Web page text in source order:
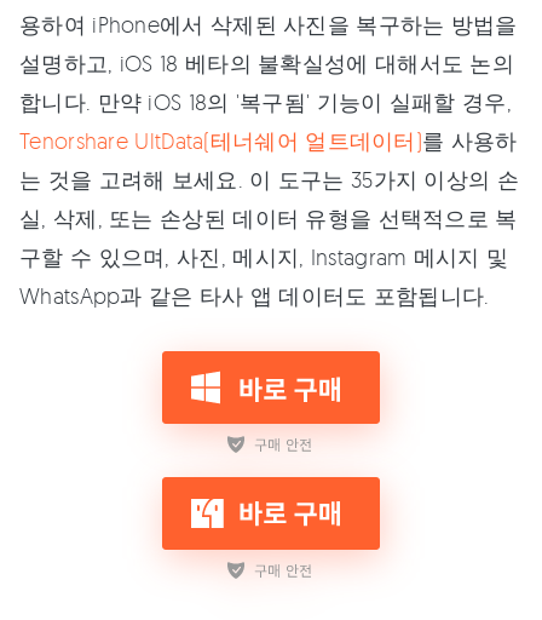
용하여 iPhone에서 삭제된 사진을 복구하는 방법을
설명하고, iOS 18 베타의 불확실성에 대해서도 논의
합니다. 만약 iOS 18의 '복구됨' 기능이 실패할 경우,
Tenorshare UltData(테너쉐어 얼트데이터)를 사용하
는 것을 고려해 보세요. 이 도구는 35가지 이상의 손
실, 삭제, 또는 손상된 데이터 유형을 선택적으로 복
구할 수 있으며, 사진, 메시지, Instagram 메시지 및
WhatsApp과 같은 타사 앱 데이터도 포함됩니다.